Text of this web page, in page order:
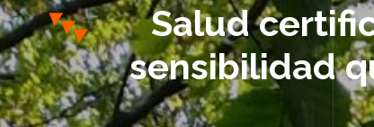
Salud
sensibilidad